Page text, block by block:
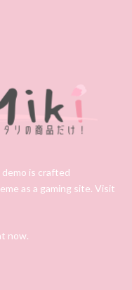
is crafted
as a gaming site. Visit
now.